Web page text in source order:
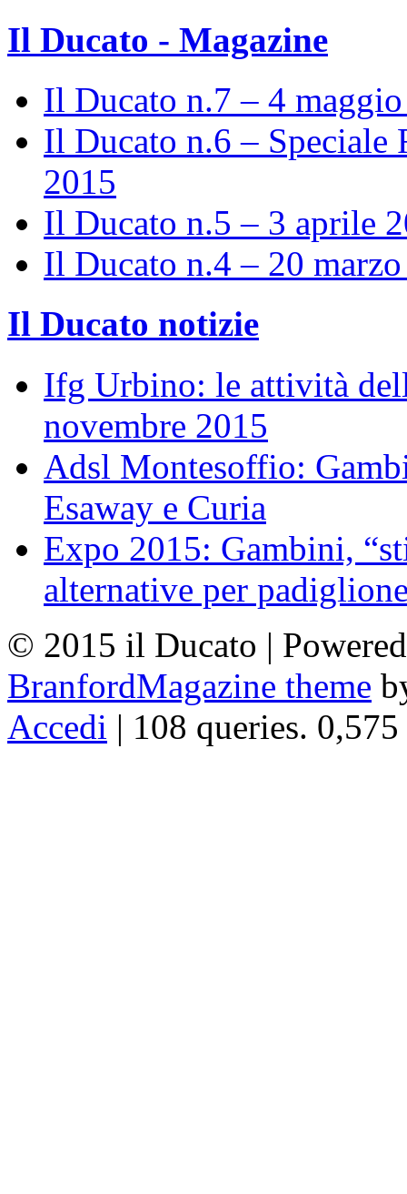
Il Ducato - Magazine
Il Ducato n.7 – 4
Il Ducato n.6 – Speciale
2015
Il Ducato n.5 – 3 aprile
Il Ducato n.4 – 20
Il Ducato notizie
Ifg Urbino: le attività
novembre 2015
Adsl Montesoffio:
Esaway e Curia
Expo 2015: Gambini,
alternative per
© 2015 il Ducato |
BranfordMagazine theme
Accedi | 108 queries. 0,575